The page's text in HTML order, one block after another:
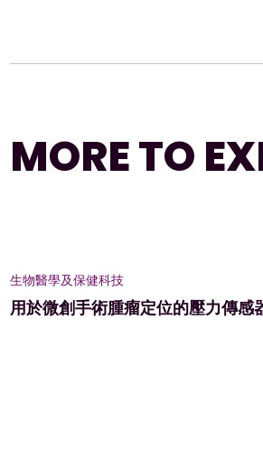
MORE TO
生物醫學及保健科技
用於微創手術腫瘤定位的壓力傳感